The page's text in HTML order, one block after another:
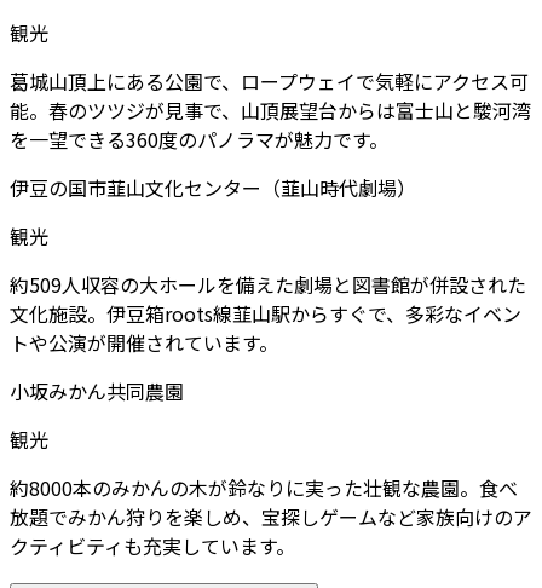
観光
葛城山頂上にある公園で、ロープウェイで気軽にアクセス可
能。春のツツジが見事で、山頂展望台からは富士山と駿河湾
を一望できる360度のパノラマが魅力です。
伊豆の国市韮山文化センター（韮山時代劇場）
観光
約509人収容の大ホールを備えた劇場と図書館が併設された
文化施設。伊豆箱roots線韮山駅からすぐで、多彩なイベン
トや公演が開催されています。
小坂みかん共同農園
観光
約8000本のみかんの木が鈴なりに実った壮観な農園。食べ
放題でみかん狩りを楽しめ、宝探しゲームなど家族向けのア
クティビティも充実しています。